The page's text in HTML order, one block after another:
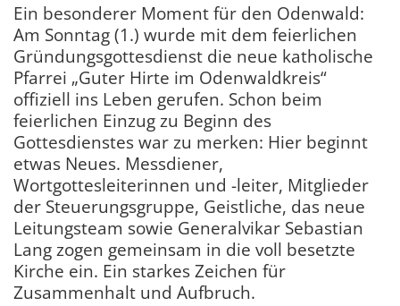
Ein besonderer Moment für den Odenwald:
Am Sonntag (1.) wurde mit dem feierlichen
Gründungsgottesdienst die neue katholische
Pfarrei „Guter Hirte im Odenwaldkreis“
offiziell ins Leben gerufen. Schon beim
feierlichen Einzug zu Beginn des
Gottesdienstes war zu merken: Hier beginnt
etwas Neues. Messdiener,
Wortgottesleiterinnen und -leiter, Mitglieder
der Steuerungsgruppe, Geistliche, das neue
Leitungsteam sowie Generalvikar Sebastian
Lang zogen gemeinsam in die voll besetzte
Kirche ein. Ein starkes Zeichen für
Zusammenhalt und Aufbruch.